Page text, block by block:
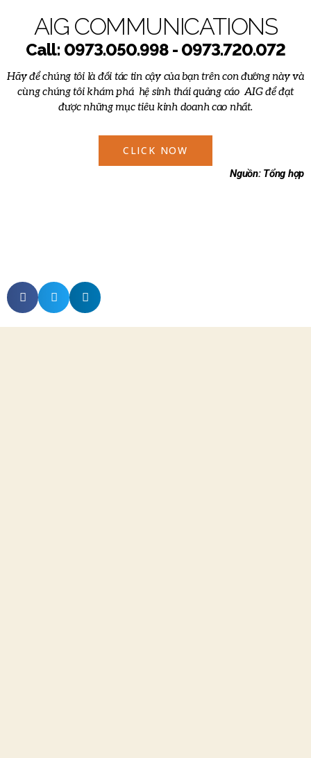
AIG COMMUNICATIONS
Call: 0973.050.998 - 0973.720.072
Hãyđể chúng tôi là đối tác tin cậy của bạn trên con đường này và
cùng chúng tôi khám phá hệ sinh thái quảng cáo AIG để đạt
được những mục tiêu kinh doanh cao nhất.
CLICK NOW
Nguồn: Tổng hợp